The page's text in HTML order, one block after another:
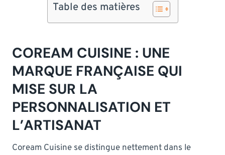
Table des matières
COREAM CUISINE : UNE
MARQUE FRANÇAISE QUI
MISE SUR LA
PERSONNALISATION ET
L’ARTISANAT
Coream Cuisine se distingue nettement dans le